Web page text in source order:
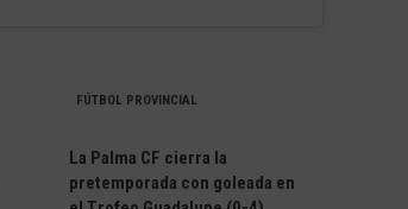
FÚTBOL PROVINCIAL
La Palma CF cierra la
pretemporada con goleada en